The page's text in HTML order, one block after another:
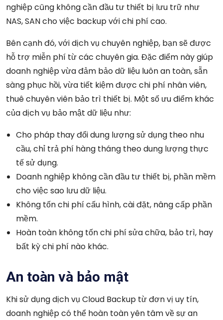
nghiệp cũng không cần đầu tư thiết bị lưu trữ như
NAS, SAN cho việc backup với chi phí cao.
Bên cạnh đó, với dịch vụ chuyên nghiệp, bạn sẽ được
hỗ trợ miễn phí từ các chuyên gia. Đặc điểm này giúp
doanh nghiệp vừa đảm bảo dữ liệu luôn an toàn, sẵn
sàng phục hồi, vừa tiết kiệm được chi phí nhân viên,
thuê chuyên viên bảo trì thiết bị. Một số ưu điểm khác
của dịch vụ bảo mật dữ liệu như:
Cho pháp thay đổi dung lượng sử dụng theo nhu
cầu, chỉ trả phí hàng tháng theo dung lượng thực
tế sử dụng.
Doanh nghiệp không cần đầu tư thiết bị, phần mềm
cho việc sao lưu dữ liệu.
Không tốn chi phí cấu hình, cài đặt, nâng cấp phần
mềm.
Hoàn toàn không tốn chi phí sửa chữa, bảo trì, hay
bất kỳ chi phí nào khác.
An toàn và bảo mật
Khi sử dụng dịch vụ Cloud Backup từ đơn vị uy tín,
doanh nghiệp có thể hoàn toàn yên tâm về sự an